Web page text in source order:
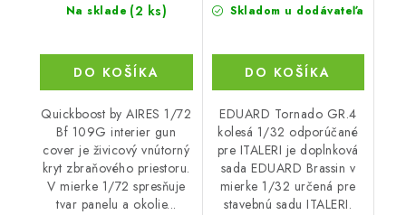
Na sklade (2 ks)
DO KOŠÍKA
Quickboost by AIRES 1/72
Bf 109G interier gun
cover je živicový vnútorný
kryt zbraňového priestoru.
V mierke 1/72 spresňuje
tvar panelu a okolie...
Skladom u dodávateľa
DO KOŠÍKA
EDUARD Tornado GR.4
kolesá 1/32 odporúčané
pre ITALERI je doplnková
sada EDUARD Brassin v
mierke 1/32 určená pre
stavebnú sadu ITALERI.